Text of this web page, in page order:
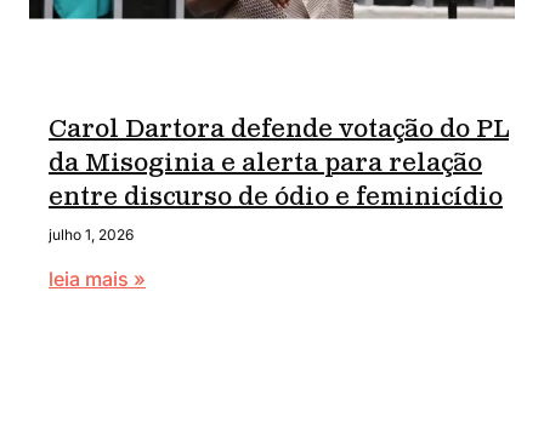
Carol Dartora defende votação do PL
da Misoginia e alerta para relação
entre discurso de ódio e feminicídio
julho 1, 2026
leia mais »